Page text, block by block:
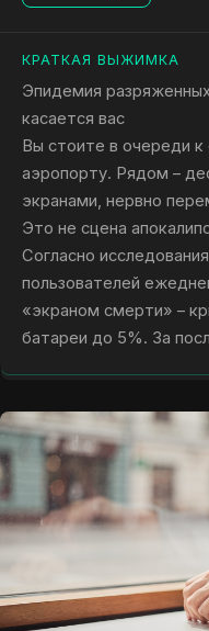
КРАТКАЯ ВЫЖИМКА
Эпидемия
касается вас
Вы стоите в очереди к
аэропорту. Рядом –
экранами, нервно
Это не сцена
Согласно
пользователей
«экраном смерти» –
батареи до 5%. За